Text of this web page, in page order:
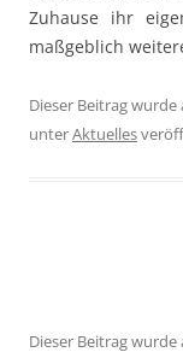
Zuhause ihr
maßgeblich
Dieser Beitrag wurde
unterAktuelles
Dieser Beitrag wurde